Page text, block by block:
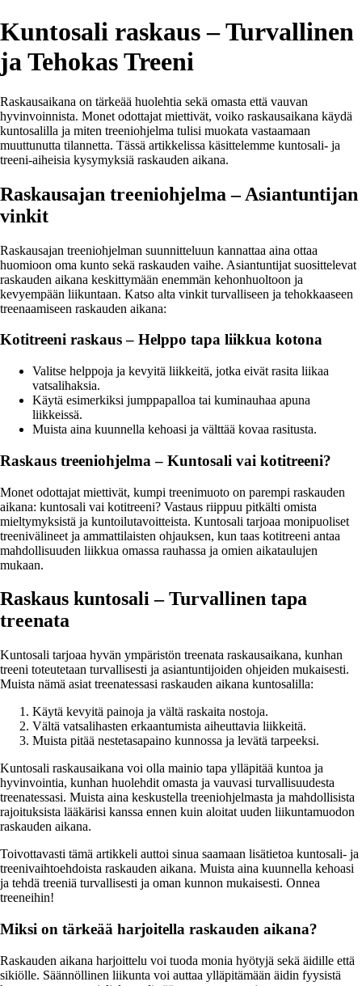
Kuntosali raskaus – Turvallinen
ja Tehokas Treeni
Raskausaikana on tärkeää huolehtia sekä omasta että vauvan
hyvinvoinnista. Monet odottajat miettivät, voiko raskausaikana käydä
kuntosalilla ja miten treeniohjelma tulisi muokata vastaamaan
muuttunutta tilannetta. Tässä artikkelissa käsittelemme kuntosali- ja
treeni-aiheisia kysymyksiä raskauden aikana.
Raskausajan treeniohjelma – Asiantuntijan
vinkit
Raskausajan treeniohjelman suunnitteluun kannattaa aina ottaa
huomioon oma kunto sekä raskauden vaihe. Asiantuntijat suosittelevat
raskauden aikana keskittymään enemmän kehonhuoltoon ja
kevyempään liikuntaan. Katso alta vinkit turvalliseen ja tehokkaaseen
treenaamiseen raskauden aikana:
Kotitreeni raskaus – Helppo tapa liikkua kotona
Valitse helppoja ja kevyitä liikkeitä, jotka eivät rasita liikaa
vatsalihaksia.
Käytä esimerkiksi jumppapalloa tai kuminauhaa apuna
liikkeissä.
Muista aina kuunnella kehoasi ja välttää kovaa rasitusta.
Raskaus treeniohjelma – Kuntosali vai kotitreeni?
Monet odottajat miettivät, kumpi treenimuoto on parempi raskauden
aikana: kuntosali vai kotitreeni? Vastaus riippuu pitkälti omista
mieltymyksistä ja kuntoilutavoitteista. Kuntosali tarjoaa monipuoliset
treenivälineet ja ammattilaisten ohjauksen, kun taas kotitreeni antaa
mahdollisuuden liikkua omassa rauhassa ja omien aikataulujen
mukaan.
Raskaus kuntosali – Turvallinen tapa
treenata
Kuntosali tarjoaa hyvän ympäristön treenata raskausaikana, kunhan
treeni toteutetaan turvallisesti ja asiantuntijoiden ohjeiden mukaisesti.
Muista nämä asiat treenatessasi raskauden aikana kuntosalilla:
Käytä kevyitä painoja ja vältä raskaita nostoja.
Vältä vatsalihasten erkaantumista aiheuttavia liikkeitä.
Muista pitää nestetasapaino kunnossa ja levätä tarpeeksi.
Kuntosali raskausaikana voi olla mainio tapa ylläpitää kuntoa ja
hyvinvointia, kunhan huolehdit omasta ja vauvasi turvallisuudesta
treenatessasi. Muista aina keskustella treeniohjelmasta ja mahdollisista
rajoituksista lääkärisi kanssa ennen kuin aloitat uuden liikuntamuodon
raskauden aikana.
Toivottavasti tämä artikkeli auttoi sinua saamaan lisätietoa kuntosali- ja
treenivaihtoehdoista raskauden aikana. Muista aina kuunnella kehoasi
ja tehdä treeniä turvallisesti ja oman kunnon mukaisesti. Onnea
treeneihin!
Miksi on tärkeää harjoitella raskauden aikana?
Raskauden aikana harjoittelu voi tuoda monia hyötyjä sekä äidille että
sikiölle. Säännöllinen liikunta voi auttaa ylläpitämään äidin fyysistä